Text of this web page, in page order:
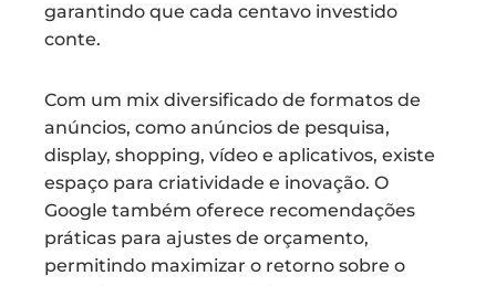
garantindo que cada centavo investido
conte.
Com um mix diversificado de formatos de
anúncios, como anúncios de pesquisa,
display, shopping, vídeo e aplicativos, existe
espaço para criatividade e inovação. O
Google também oferece recomendações
práticas para ajustes de orçamento,
permitindo maximizar o retorno sobre o